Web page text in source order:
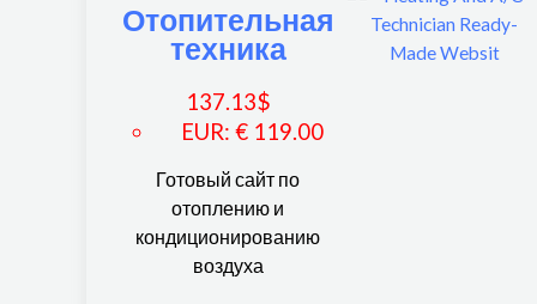
Отопительная
техника
137.13$
EUR: € 119.00
Готовый сайт по
отоплению и
кондиционированию
воздуха